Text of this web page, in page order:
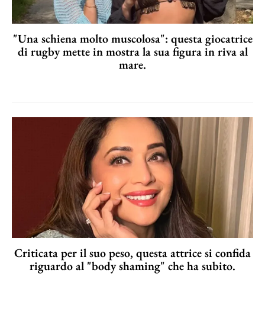
"Una schiena molto muscolosa": questa giocatrice
di rugby mette in mostra la sua figura in riva al
mare.
Criticata per il suo peso, questa attrice si confida
riguardo al "body shaming" che ha subito.